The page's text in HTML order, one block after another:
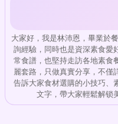
大家好，我是林沛恩，畢業於
詢經驗，同時也是資深素食愛
常食譜，也堅持走訪各地素食
麗套路，只做真實分享，不僅
告訴大家食材選購的小技巧、
文字，帶大家輕鬆解锁